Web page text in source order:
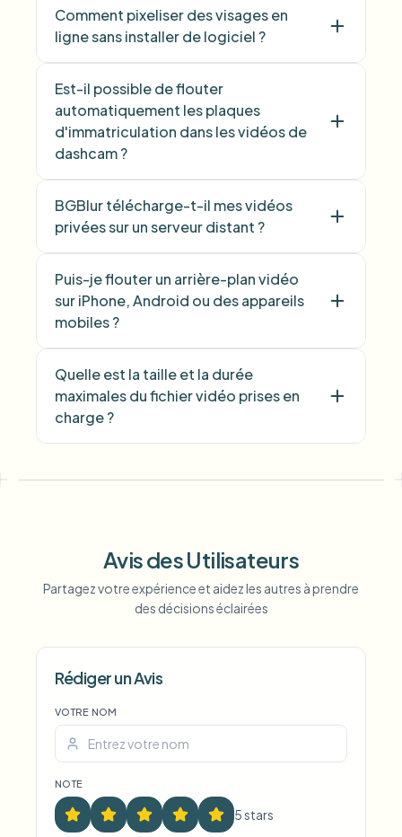
Comment pixeliser des visages en
ligne sans installer de logiciel ?
Est-il possible de flouter
automatiquement les plaques
d'immatriculation dans les vidéos de
dashcam ?
BGBlur télécharge-t-il mes vidéos
privées sur un serveur distant ?
Puis-je flouter un arrière-plan vidéo
sur iPhone, Android ou des appareils
mobiles ?
Quelle est la taille et la durée
maximales du fichier vidéo prises en
charge ?
Avis des Utilisateurs
Partagez votre expérience et aidez les autres à prendre
des décisions éclairées
Rédiger un Avis
VOTRE NOM
NOTE
5stars